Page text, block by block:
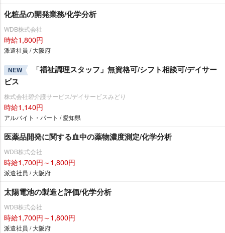
化粧品の開発業務/化学分析
WDB株式会社
時給1,800円
派遣社員 / 大阪府
NEW
「福祉調理スタッフ」無資格可/シフト相談可/デイサー
ビス
株式会社碧介護サービス/デイサービスみどり
時給1,140円
アルバイト・パート / 愛知県
医薬品開発に関する血中の薬物濃度測定/化学分析
WDB株式会社
時給1,700円～1,800円
派遣社員 / 大阪府
太陽電池の製造と評価/化学分析
WDB株式会社
時給1,700円～1,800円
派遣社員 / 大阪府